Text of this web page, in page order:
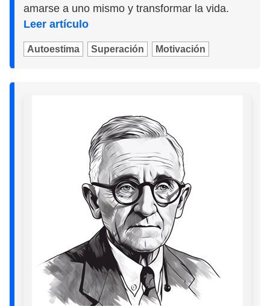
amarse a uno mismo y transformar la vida.
Leer artículo
Autoestima Superación Motivación